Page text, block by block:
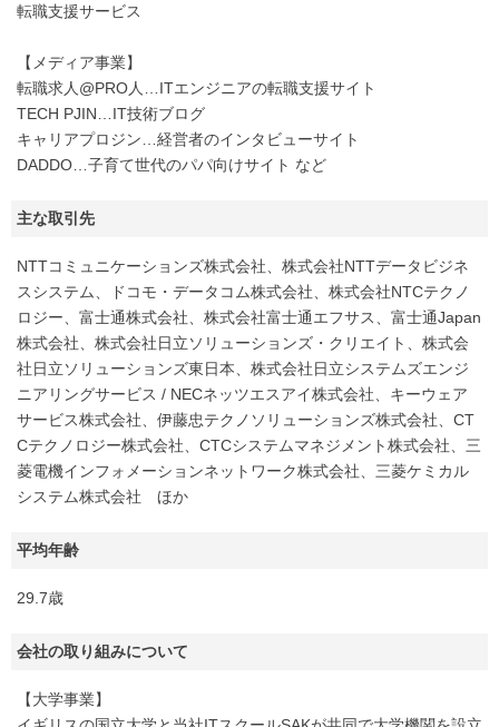
転職支援サービス
【メディア事業】
転職求人@PRO人…ITエンジニアの転職支援サイト
TECH PJIN…IT技術ブログ
キャリアプロジン…経営者のインタビューサイト
DADDO…子育て世代のパパ向けサイト など
主な取引先
NTTコミュニケーションズ株式会社、株式会社NTTデータビジネ
スシステム、ドコモ・データコム株式会社、株式会社NTCテクノ
ロジー、富士通株式会社、株式会社富士通エフサス、富士通Japan
株式会社、株式会社日立ソリューションズ・クリエイト、株式会
社日立ソリューションズ東日本、株式会社日立システムズエンジ
ニアリングサービス / NECネッツエスアイ株式会社、キーウェア
サービス株式会社、伊藤忠テクノソリューションズ株式会社、CT
Cテクノロジー株式会社、CTCシステムマネジメント株式会社、三
菱電機インフォメーションネットワーク株式会社、三菱ケミカル
システム株式会社 ほか
平均年齢
29.7歳
会社の取り組みについて
【大学事業】